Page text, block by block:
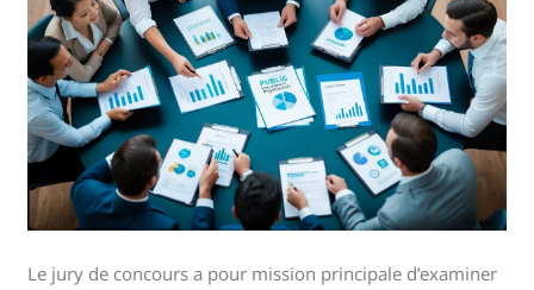
Le jury de concours a pour mission principale d’examiner